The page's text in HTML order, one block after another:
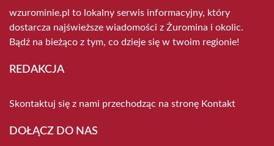
wzurominie.pl to lokalny serwis informacyjny, który
dostarcza najświeższe wiadomości z Żuromina i okolic.
Bądź na bieżąco z tym, co dzieje się w twoim regionie!
REDAKCJA
Skontaktuj się z nami przechodząc na stronę Kontakt
DOŁĄCZ DO NAS